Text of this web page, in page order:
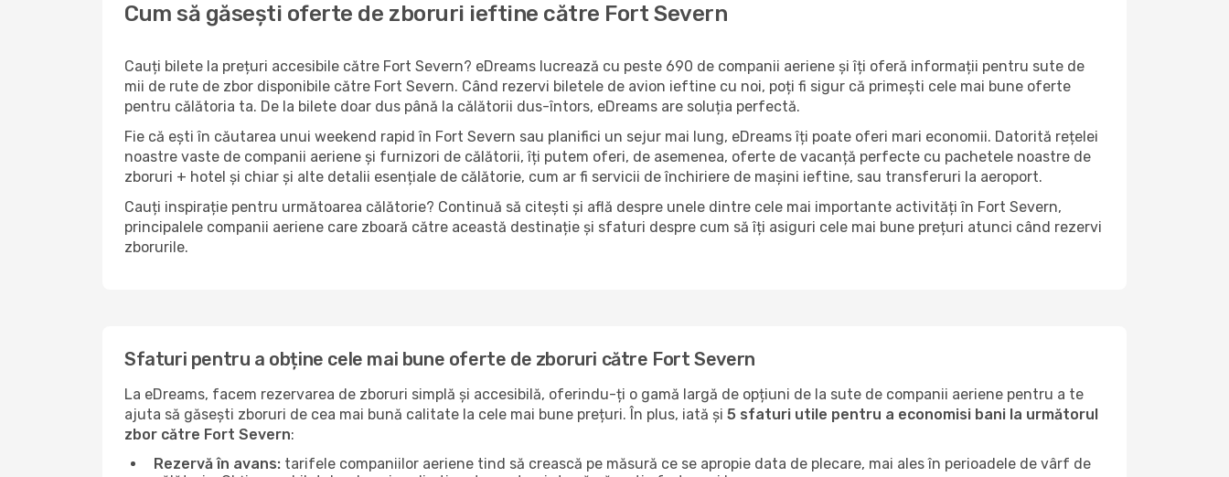
Cum să găsești oferte de zboruri ieftine către Fort Severn
Cauți bilete la prețuri accesibile către Fort Severn? eDreams lucrează cu peste 690 de companii aeriene și îți oferă informații pentru sute de
mii de rute de zbor disponibile către Fort Severn. Când rezervi biletele de avion ieftine cu noi, poți fi sigur că primești cele mai bune oferte
pentru călătoria ta. De la bilete doar dus până la călătorii dus-întors, eDreams are soluția perfectă.
Fie că ești în căutarea unui weekend rapid în Fort Severn sau planifici un sejur mai lung, eDreams îți poate oferi mari economii. Datorită rețelei
noastre vaste de companii aeriene și furnizori de călătorii, îți putem oferi, de asemenea, oferte de vacanță perfecte cu pachetele noastre de
zboruri + hotel și chiar și alte detalii esențiale de călătorie, cum ar fi servicii de închiriere de mașini ieftine, sau transferuri la aeroport.
Cauți inspirație pentru următoarea călătorie? Continuă să citești și află despre unele dintre cele mai importante activități în Fort Severn,
principalele companii aeriene care zboară către această destinație și sfaturi despre cum să îți asiguri cele mai bune prețuri atunci când rezervi
zborurile.
Sfaturi pentru a obține cele mai bune oferte de zboruri către Fort Severn
La eDreams, facem rezervarea de zboruri simplă și accesibilă, oferindu-ți o gamă largă de opțiuni de la sute de companii aeriene pentru a te
ajuta să găsești zboruri de cea mai bună calitate la cele mai bune prețuri. În plus, iată și 5 sfaturi utile pentru a economisi bani la următorul
zbor către Fort Severn:
Rezervă în avans: tarifele companiilor aeriene tind să crească pe măsură ce se apropie data de plecare, mai ales în perioadele de vârf de